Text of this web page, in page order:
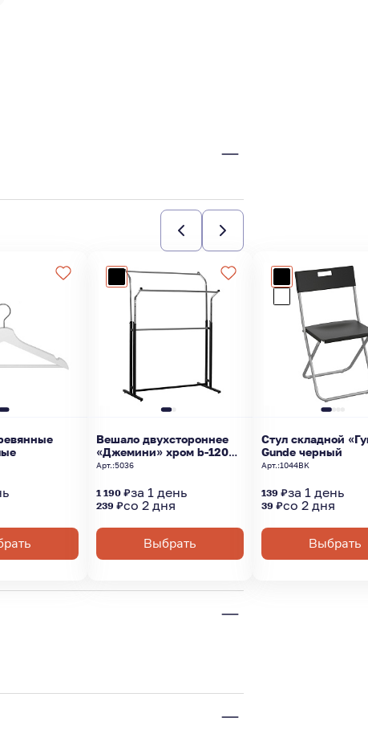
Вешало двухстороннее
«Джемини» хром b-120
см
Арт.:5036
1 190 ₽за 1 день
239 ₽со 2 дня
Выбрать
Стул складной
Gunde черный
Арт.:1044BK
139 ₽за 1 день
39 ₽со 2 дня
Выбрать